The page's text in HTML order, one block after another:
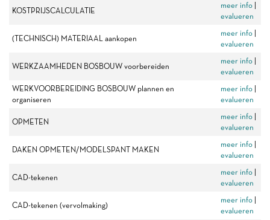
KOSTPRIJSCALCULATIE
meer info
evalueren
(TECHNISCH) MATERIAAL aankopen
meer info
evalueren
WERKZAAMHEDEN BOSBOUW voorbereiden
meer info
evalueren
WERKVOORBEREIDING BOSBOUW plannen en
organiseren
meer info
evalueren
OPMETEN
meer info
evalueren
DAKEN OPMETEN/MODELSPANT MAKEN
meer info
evalueren
CAD-tekenen
meer info
evalueren
CAD-tekenen (vervolmaking)
meer info
evalueren